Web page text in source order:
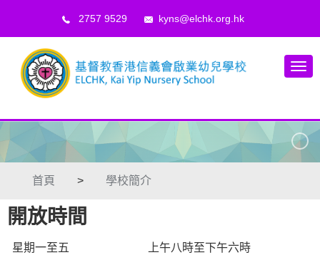
2757 9529 kyns@elchk.org.hk
首頁 > 學校簡介
開放時間
星期一至五 上午八時至下午六時